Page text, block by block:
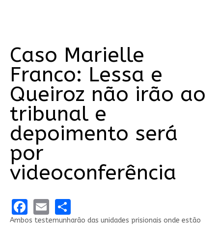
Caso Marielle
Franco: Lessa e
Queiroz não irão ao
tribunal e
depoimento será
por
videoconferência
Facebook
EmailShare
Ambos testemunharão das unidades prisionais onde estão